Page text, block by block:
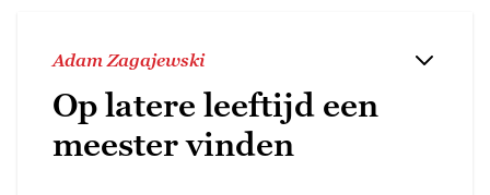
Adam Zagajewski
Op latere leeftijd een
meester vinden